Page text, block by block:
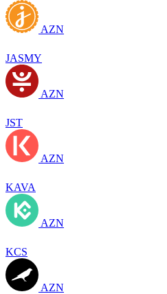
AZN
JASMY
AZN
JST
AZN
KAVA
AZN
KCS
AZN